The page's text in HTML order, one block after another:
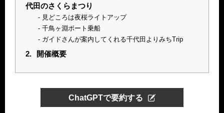
代田のさくらまつり
見どころは夜桜ライトアップ
千鳥ヶ淵ボート乗船
ガイドさんが案内してくれる千代田よりみちTrip
2. 開催概要
ChatGPTで要約する